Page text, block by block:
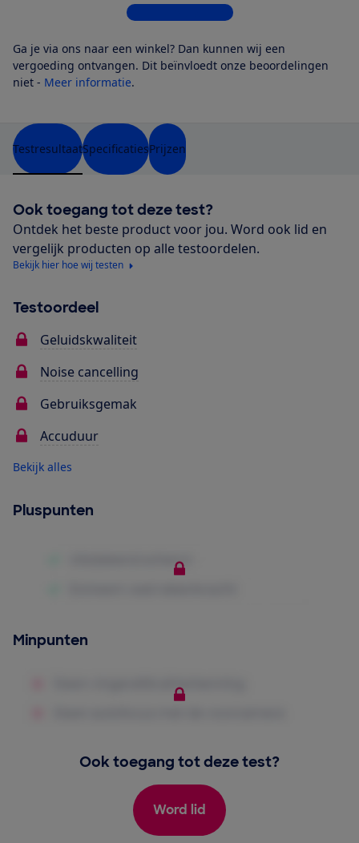
Bekijk alle 6 winkels
Ga je via ons naar een winkel? Dan kunnen wij een
vergoeding ontvangen. Dit beïnvloedt onze beoordelingen
niet - Meer informatie.
TestresultaatSpecificatiesPrijzen
Ook toegang tot deze test?
Ontdek het beste product voor jou. Word ook lid en
vergelijk producten op alle testoordelen.
Bekijk hier hoe wij testen
Testoordeel
Geluidskwaliteit
Noise cancelling
Gebruiksgemak
Accuduur
Bekijk alles
Pluspunten
Minpunten
Ook toegang tot deze test?
Word lid